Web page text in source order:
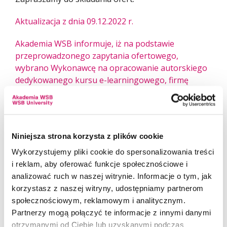
Niniejsza strona korzysta z plików cookie
Wykorzystujemy pliki cookie do spersonalizowania treści
i reklam, aby oferować funkcje społecznościowe i
analizować ruch w naszej witrynie. Informacje o tym, jak
korzystasz z naszej witryny, udostępniamy partnerom
społecznościowym, reklamowym i analitycznym.
Partnerzy mogą połączyć te informacje z innymi danymi
otrzymanymi od Ciebie lub uzyskanymi podczas
Aktualizacja z dnia 09.12.2022 r.
Akademia WSB informuje, iż na podstawie
przeprowadzonego zapytania ofertowego,
wybrano Wykonawcę na opracowanie autorskiego
dedykowanego kursu e-learningowego, firmę
Przemysław Stencel Edukacja – Online.pl, Krasawa
72, 42-256 Krasawa, gm. Olsztyn. Realizacja
In connection with the implementation by the WSB
University together with the Czech partner -
Vysoka Skola Banska TU Ostrava, Czech Republic,
of the project "Practical training programme for
staff developing low-carbon economy in the
borderland II" No. CZ.11
.3.119/0.0/0.0/18_031/0002219, co-financed by the